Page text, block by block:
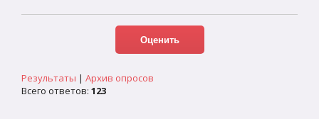
Результаты | Архив опросов
Всего ответов: 123